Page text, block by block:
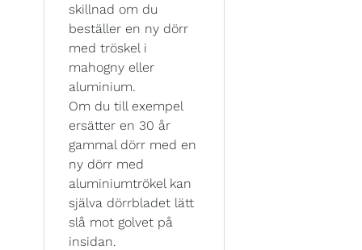
skillnad om du
beställer en ny dörr
med tröskel i
mahogny eller
aluminium.
Om du till exempel
ersätter en 30 år
gammal dörr med en
ny dörr med
aluminiumtrökel kan
själva dörrbladet lätt
slå mot golvet på
insidan.